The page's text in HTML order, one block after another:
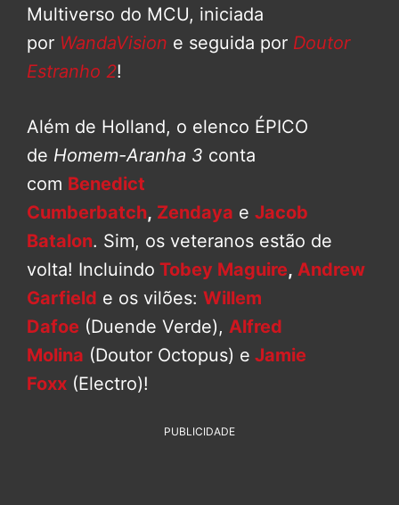
Multiverso do MCU, iniciada
por WandaVision e seguida por Doutor
Estranho 2!
Além de Holland, o elenco ÉPICO
de Homem-Aranha 3 conta
com Benedict
Cumberbatch, Zendaya e Jacob
Batalon. Sim, os veteranos estão de
volta! Incluindo Tobey Maguire, Andrew
Garfield e os vilões: Willem
Dafoe (Duende Verde), Alfred
Molina (Doutor Octopus) e Jamie
Foxx (Electro)!
PUBLICIDADE